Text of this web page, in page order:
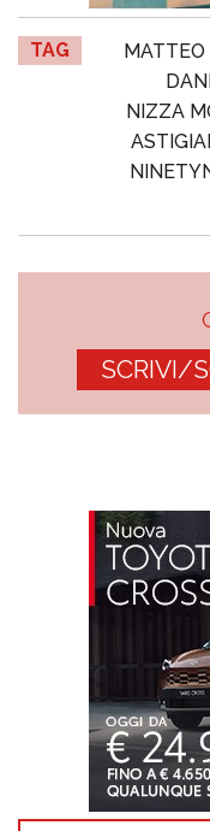
TAG MATTEO
NIZZA
SCRIVI/